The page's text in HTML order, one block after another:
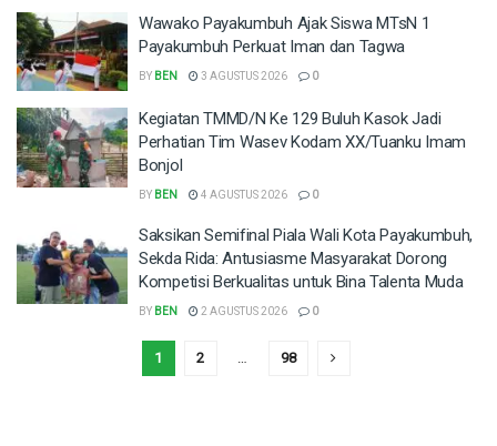
Wawako Payakumbuh Ajak Siswa MTsN 1
Payakumbuh Perkuat Iman dan Tagwa
BY BEN 3 AGUSTUS 2026 0
Kegiatan TMMD/N Ke 129 Buluh Kasok Jadi
Perhatian Tim Wasev Kodam XX/Tuanku Imam
Bonjol
BY BEN 4 AGUSTUS 2026 0
Saksikan Semifinal Piala Wali Kota Payakumbuh,
Sekda Rida: Antusiasme Masyarakat Dorong
Kompetisi Berkualitas untuk Bina Talenta Muda
BY BEN 2 AGUSTUS 2026 0
1 2 … 98